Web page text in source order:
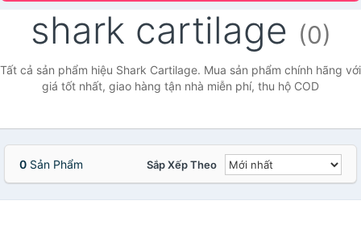
Face Shop
Face
Shop
nước lâu
trôi Quick
Waterproof
Mascara
The Face
shark cartilage (0)
Tất cả sản phẩm hiệu Shark Cartilage. Mua sản phẩm chính hãng với
giá tốt nhất, giao hàng tận nhà miễn phí, thu hộ COD
0 Sản Phẩm Sắp Xếp Theo